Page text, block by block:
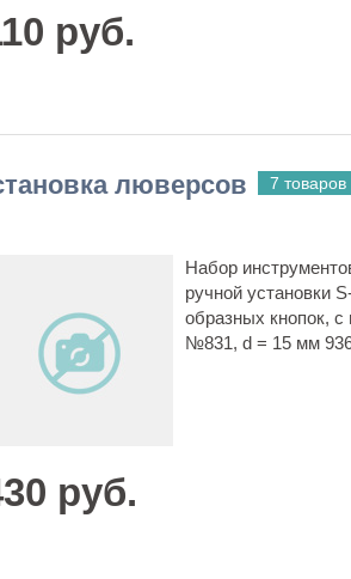
руб.
люверсов 7 товаров
Набор
ручной установки
образных кнопок, с
№831, d = 15 мм
руб.